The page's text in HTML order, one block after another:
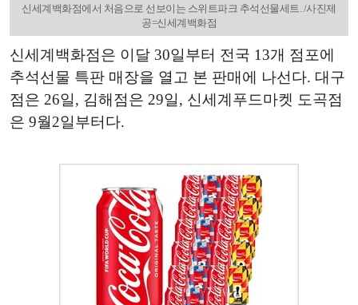
신세계백화점에서 처음으로 선보이는 스위트파크 추석선물세트. /사진제
공=신세계백화점
신세계백화점은 이달 30일부터 전국 13개 점포에
추석선물 특판 매장을 열고 본 판매에 나선다. 대구
점은 26일, 김해점은 29일, 신세계푸드마켓 도곡점
은 9월2일부터다.